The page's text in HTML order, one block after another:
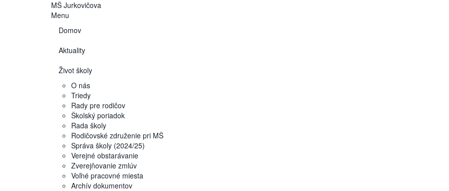
MŠ Jurkovičova
Menu
Domov
Aktuality
Život školy
O nás
Triedy
Rady pre rodičov
Školský poriadok
Rada školy
Rodičovské združenie pri MŠ
Správa školy (2024/25)
Verejné obstarávanie
Zverejňovanie zmlúv
Voľné pracovné miesta
Archív dokumentov